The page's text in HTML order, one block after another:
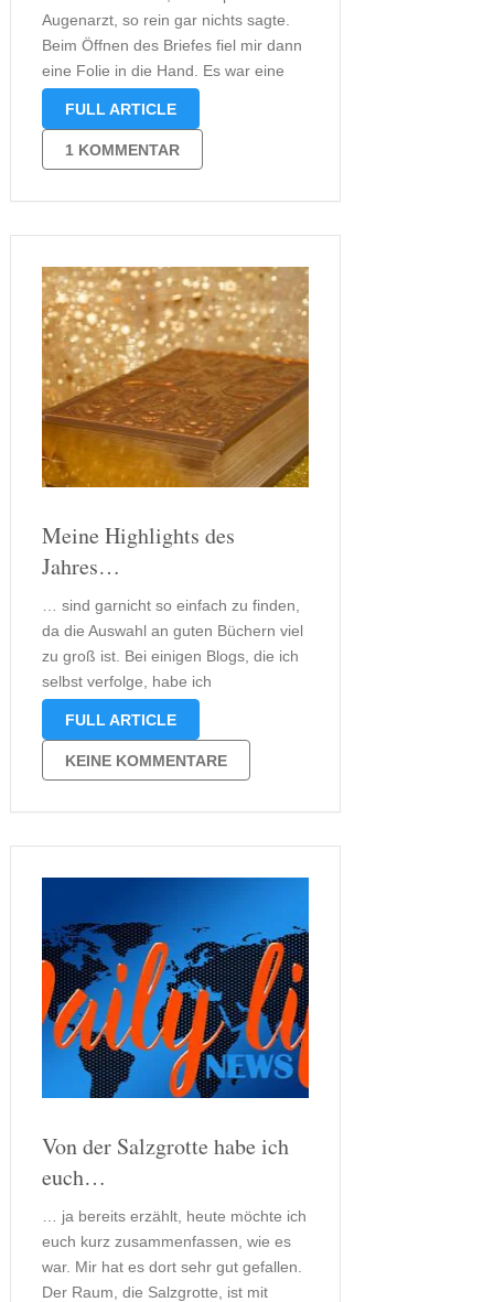
Augenarzt, so rein gar nichts sagte.
Beim Öffnen des Briefes fiel mir dann
eine Folie in die Hand. Es war eine
Folie in der Art, wie sie früher von
die Sehschärfe zu überprüfen.
Seltsam, den Augenarzt …
FULL ARTICLE
1 KOMMENTAR
Meine Highlights des
Jahres…
… sind garnicht so einfach zu finden,
da die Auswahl an guten Büchern viel
zu groß ist. Bei einigen Blogs, die ich
selbst verfolge, habe ich
Jahreshighlights entdeckt. Daran
versuchen. Also zuerst erinnere ich
mich, wenn ich zurückblicke an „Der
Augensammler“ …
FULL ARTICLE
KEINE KOMMENTARE
Von der Salzgrotte habe ich
euch…
… ja bereits erzählt, heute möchte ich
euch kurz zusammenfassen, wie es
war. Mir hat es dort sehr gut gefallen.
Der Raum, die Salzgrotte, ist mit